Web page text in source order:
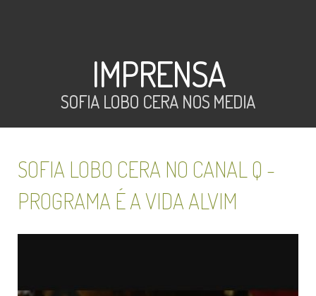
IMPRENSA
SOFIA LOBO CERA NOS MEDIA
SOFIA LOBO CERA NO CANAL Q -
PROGRAMA É A VIDA ALVIM